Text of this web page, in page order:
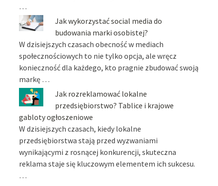
…
Jak wykorzystać social media do
budowania marki osobistej?
W dzisiejszych czasach obecność w mediach
społecznościowych to nie tylko opcja, ale wręcz
konieczność dla każdego, kto pragnie zbudować swoją
markę …
Jak rozreklamować lokalne
przedsiębiorstwo? Tablice i krajowe
gabloty ogłoszeniowe
W dzisiejszych czasach, kiedy lokalne
przedsiębiorstwa stają przed wyzwaniami
wynikającymi z rosnącej konkurencji, skuteczna
reklama staje się kluczowym elementem ich sukcesu.
…